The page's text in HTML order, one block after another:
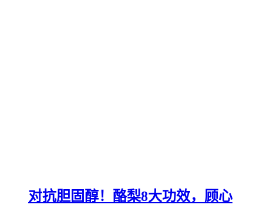
对抗胆固醇！酪梨8大功效，顾心